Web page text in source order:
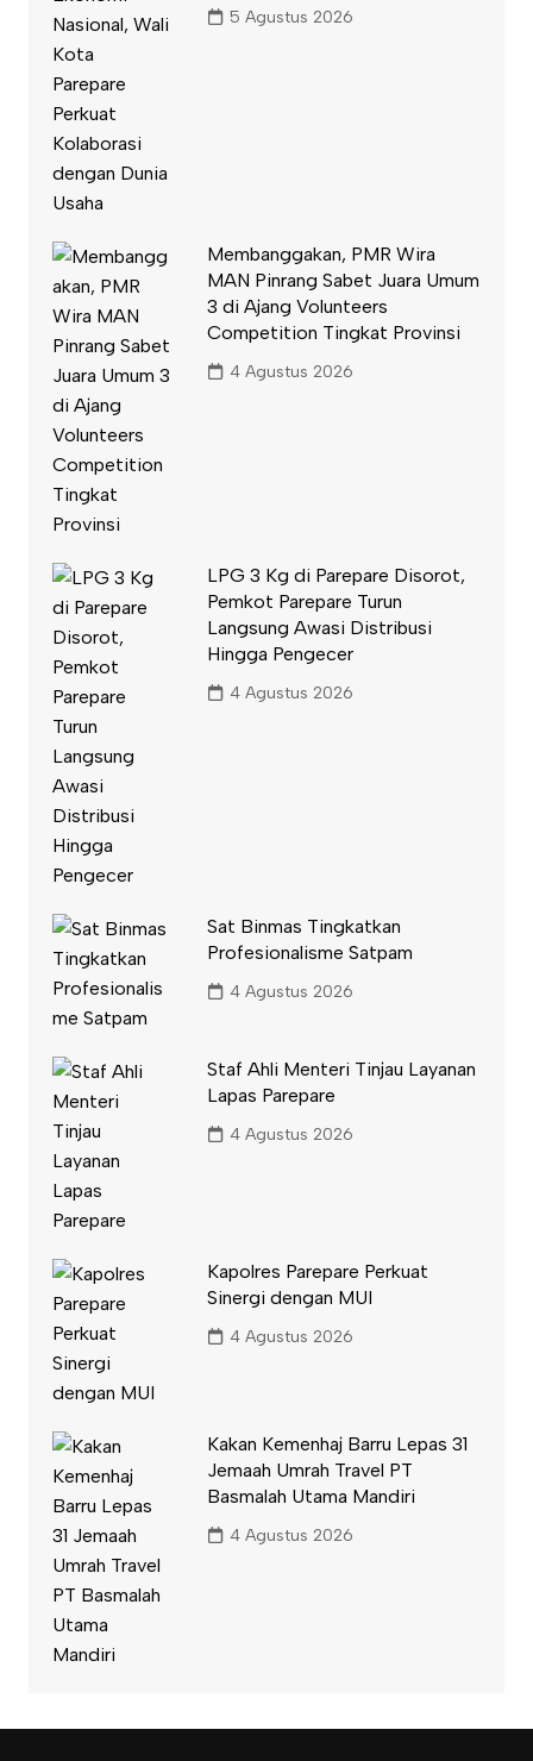
5 Agustus 2026
Membanggakan, PMR Wira
MAN Pinrang Sabet Juara Umum
3 di Ajang Volunteers
Competition Tingkat Provinsi
4 Agustus 2026
LPG 3 Kg di Parepare Disorot,
Pemkot Parepare Turun
Langsung Awasi Distribusi
Hingga Pengecer
4 Agustus 2026
Sat Binmas Tingkatkan
Profesionalisme Satpam
4 Agustus 2026
Staf Ahli Menteri Tinjau Layanan
Lapas Parepare
4 Agustus 2026
Kapolres Parepare Perkuat
Sinergi dengan MUI
4 Agustus 2026
Kakan Kemenhaj Barru Lepas 31
Jemaah Umrah Travel PT
Basmalah Utama Mandiri
4 Agustus 2026